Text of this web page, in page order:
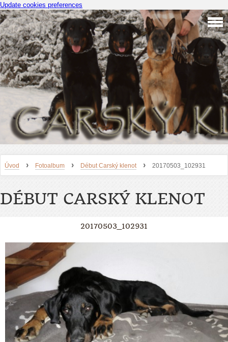
Update cookies preferences
Úvod › Fotoalbum › Début Carský klenot › 20170503_102931
DÉBUT CARSKÝ KLENOT
20170503_102931